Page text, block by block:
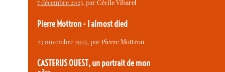
7 décembre 2025, parCécile Vibarel
Pierre Mottron - I almost died
23 novembre 2025, parPierre Mottron
CASTERUS OUEST, un portrait de mon